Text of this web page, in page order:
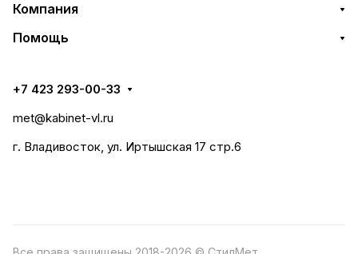
Компания
Помощь
+7 423 293-00-33
met@kabinet-vl.ru
г. Владивосток, ул. Иртышская 17 стр.6